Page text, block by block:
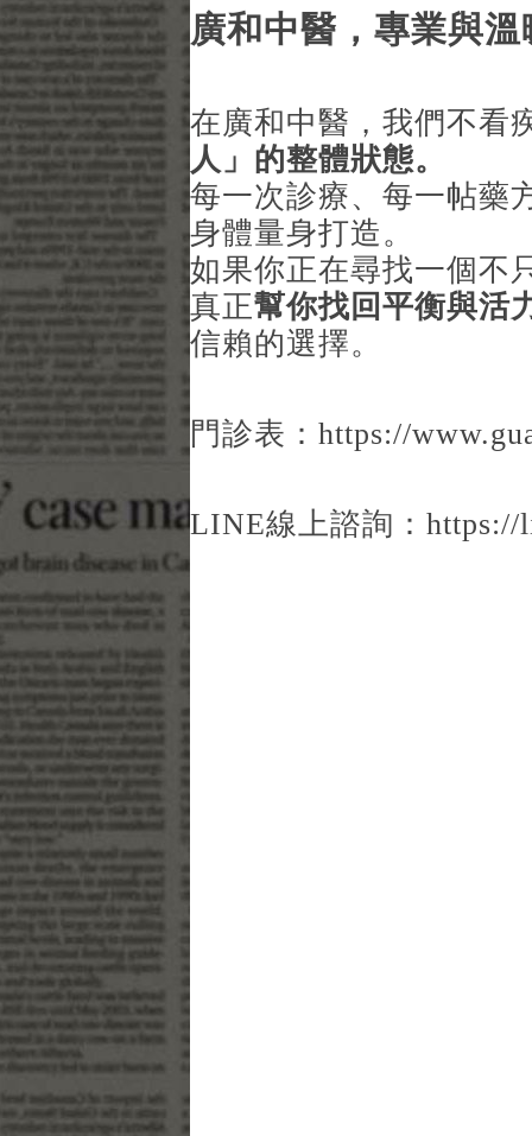
廣和中醫，專業與
在廣和中醫，我們不看
人」的整體狀態。
每一次診療、每一帖藥
身體量身打造。
如果你正在尋找一個不
真正幫你找回平衡與活
信賴的選擇。
門診表： https://
LINE線上諮詢： https://